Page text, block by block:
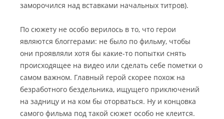
заморочился над вставками начальных титров).
По сюжету не особо верилось в то, что герои
являются блоггерами: не было по фильму, чтобы
они проявляли хотя бы какие-то попытки снять
происходящее на видео или сделать себе пометки о
самом важном. Главный герой скорее похож на
безработного бездельника, ищущего приключений
на задницу и на ком бы оторваться. Ну и концовка
самого фильма под такой сюжет особо не клеится.